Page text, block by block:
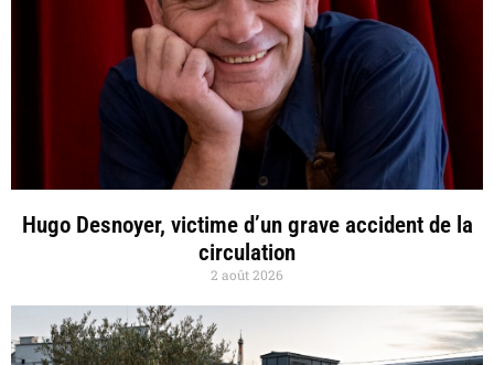
Hugo Desnoyer, victime d’un grave accident de la
circulation
2 août 2026